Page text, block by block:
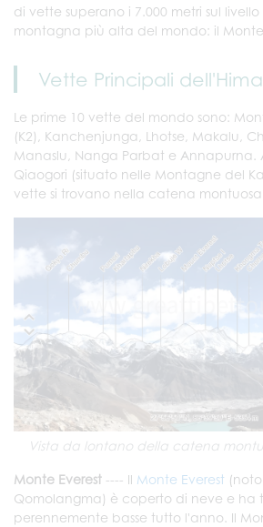
di vette superano i 7.000 metri sul
montagna più alta del mondo: il Monte
Vette Principali
Le prime 10 vette del mondo sono:
(K2), Kanchenjunga, Lhotse, Makalu,
Manaslu, Nanga Parbat e Annapurna.
Qiaogori (situato nelle Montagne del
vette si trovano nella catena montuosa
Vista da lontano della catena
Monte Everest ---- Il Monte Everest
Qomolangma) è coperto di neve e ha
perennemente basse tutto l'anno. Il